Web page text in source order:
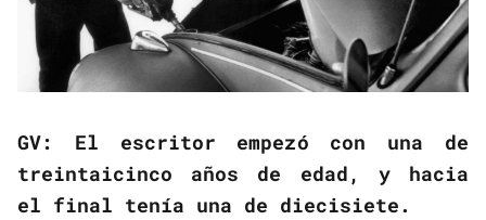
GV: El escritor empezó con una de
treintaicinco años de edad, y hacia
el final tenía una de diecisiete.